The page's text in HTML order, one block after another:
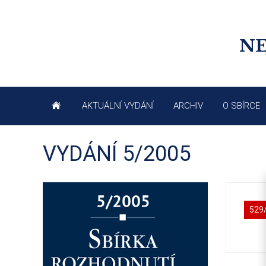
AKTUÁLNÍ VYDÁNÍ ARCHIV O SBÍRCE
VYDÁNÍ 5/2005
529/